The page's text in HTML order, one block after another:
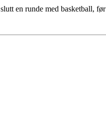
en runde med basketball, før